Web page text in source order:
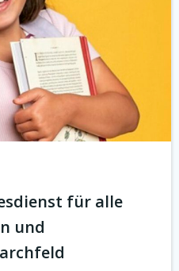
für alle
und